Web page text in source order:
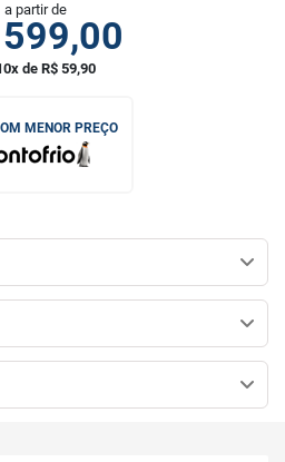
a partir de
599,00
de R$ 59,90
MENOR PREÇO